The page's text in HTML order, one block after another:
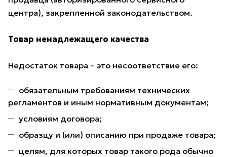
центра), закрепленной законодательством.
Товар ненадлежащего качества
Недостаток товара – это несоответствие его:
обязательным требованиям технических
регламентов и иным нормативным документам;
условиям договора;
образцу и (или) описанию при продаже товара;
целям, для которых товар такого рода обычно